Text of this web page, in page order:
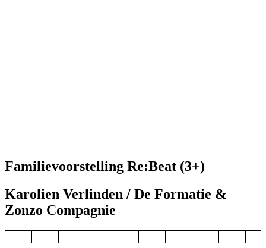
Familievoorstelling Re:Beat (3+)
Karolien Verlinden / De Formatie &
Zonzo Compagnie